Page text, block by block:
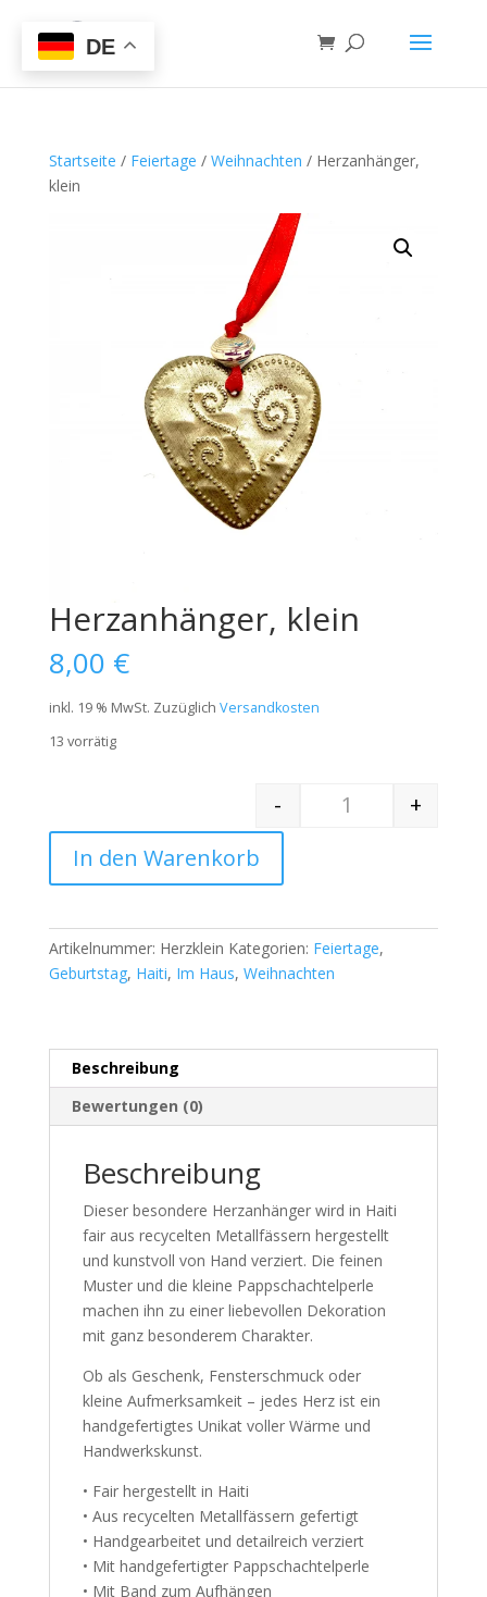
Startseite / Feiertage / Weihnachten / Herzanhänger,
klein
Herzanhänger, klein
8,00 €
inkl. 19 % MwSt. Zuzüglich Versandkosten
13 vorrätig
Quantity
-
+
In den Warenkorb
Artikelnummer: Herzklein Kategorien: Feiertage,
Geburtstag, Haiti, Im Haus, Weihnachten
Beschreibung
Bewertungen (0)
Beschreibung
Dieser besondere Herzanhänger wird in Haiti
fair aus recycelten Metallfässern hergestellt
und kunstvoll von Hand verziert. Die feinen
Muster und die kleine Pappschachtelperle
machen ihn zu einer liebevollen Dekoration
mit ganz besonderem Charakter.
Ob als Geschenk, Fensterschmuck oder
kleine Aufmerksamkeit – jedes Herz ist ein
handgefertigtes Unikat voller Wärme und
Handwerkskunst.
• Fair hergestellt in Haiti
• Aus recycelten Metallfässern gefertigt
• Handgearbeitet und detailreich verziert
• Mit handgefertigter Pappschachtelperle
• Mit Band zum Aufhängen
DE